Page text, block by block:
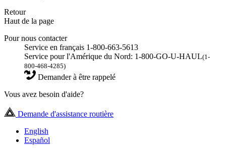
Retour
Haut de la page
Pour nous contacter
Service en français 1-800-663-5613
Service pour l'Amérique du Nord: 1-800-GO-U-HAUL(1-
800-468-4285)
Demander à être rappelé
Vous avez besoin d'aide?
Demande d'assistance routière
English
Español